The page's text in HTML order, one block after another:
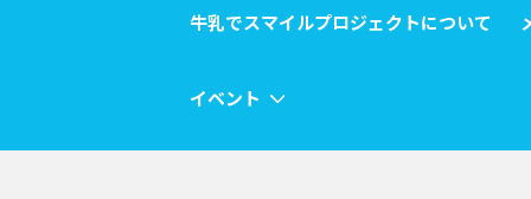
牛乳でスマイルプロジェクトについて
コンクール受賞レシピ
イベント
イベント